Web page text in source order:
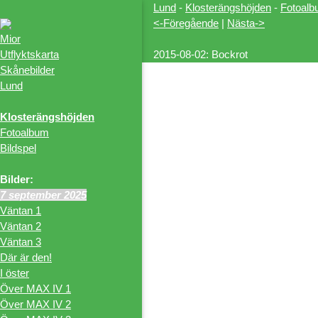
Mior
Utflyktskarta
Skånebilder
Lund
Klosterängshöjden
Fotoalbum
Bildspel
Bilder:
7 september 2025
Väntan 1
Väntan 2
Väntan 3
Där är den!
I öster
Över MAX IV 1
Över MAX IV 2
Lund - Klosterängshöjden -
<-Föregående | Nästa->
2015-08-02: Bockrot